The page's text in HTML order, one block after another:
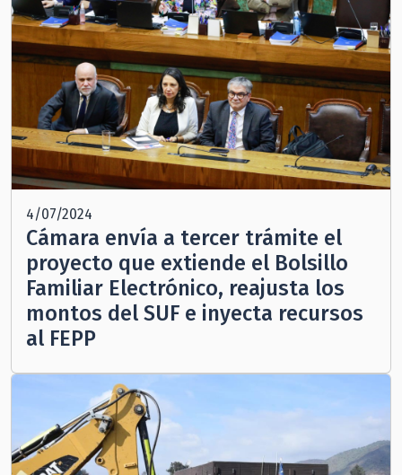
4/07/2024
Cámara envía a tercer trámite el
proyecto que extiende el Bolsillo
Familiar Electrónico, reajusta los
montos del SUF e inyecta recursos
al FEPP